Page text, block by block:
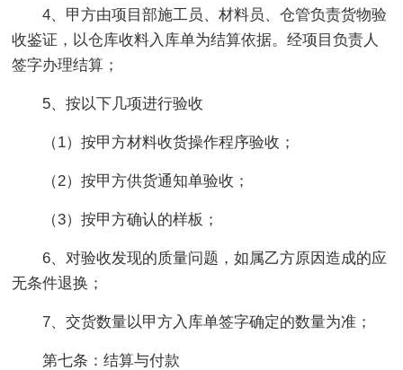
4、甲方由项目部施工员、材料员、仓管负责货物验
收鉴证，以仓库收料入库单为结算依据。经项目负责人
签字办理结算；
5、按以下几项进行验收
（1）按甲方材料收货操作程序验收；
（2）按甲方供货通知单验收；
（3）按甲方确认的样板；
6、对验收发现的质量问题，如属乙方原因造成的应
无条件退换；
7、交货数量以甲方入库单签字确定的数量为准；
第七条：结算与付款